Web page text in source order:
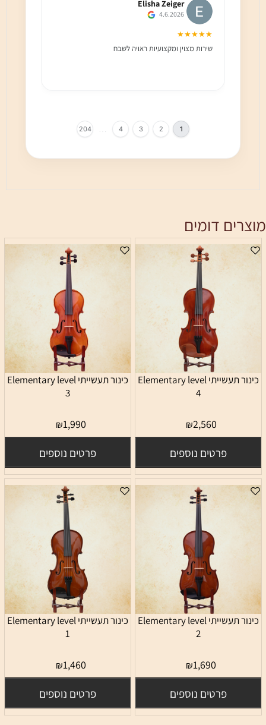
Elisha Zeiger
4.6.2026
★★★★★
שירות מצוין ומקצועיות ראויה לשבח
1
2
3
4
…
204
מוצרים דומים
כינור תעשייתי Elementary level
4
₪2,560
פרטים נוספים
כינור תעשייתי Elementary level
3
₪1,990
פרטים נוספים
כינור תעשייתי Elementary level
2
₪1,690
פרטים נוספים
כינור תעשייתי Elementary level
1
₪1,460
פרטים נוספים